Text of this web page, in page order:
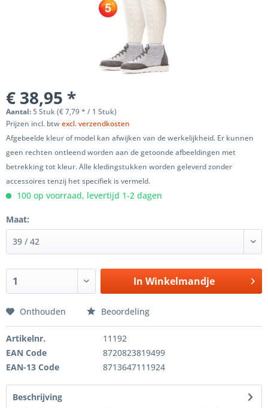
€ 38,95 *
Aantal:5 Stuk (€ 7,79 * / 1 Stuk)
Prijzen incl. btwexcl. verzendkosten
Afgebeelde kleur of model kan afwijken van de werkelijkheid. Er kunnen
geen rechten ontleend worden aan de getoonde afbeeldingen met
betrekking tot kleur. Alle kledingstukken worden geleverd zonder
accessoires tenzij het specifiek is vermeld.
100 op voorraad, levertijd 1-2 dagen
Maat:
In Winkelmandje
Onthouden Beoordeling
Artikelnr.
11192
EAN Code
8720823819499
EAN-13 Code
8713647111924
Beschrijving